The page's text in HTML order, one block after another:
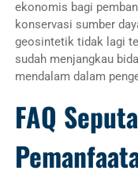
ekonomis bagi
konservasi sumber
geosintetik tidak lagi
sudah menjangkau
mendalam dalam
FAQ